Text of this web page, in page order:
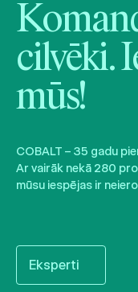
cilvēki.
mūs!
COBALT – 35 gadu
Ar vairāk nekā 280
mūsu iespējas ir
Eksperti